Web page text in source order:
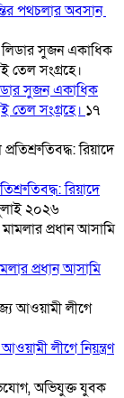
পথচলার অবসান
সুজন একাধিক
তেল সংগ্রহে। ১৭
রিয়াদে
২০২৬
প্রধান আসামি
লীগে নিয়ন্ত্রণ